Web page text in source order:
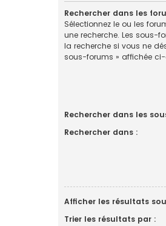
Rechercher dans les
Sélectionnez le ou les
une recherche. Les sous-
la recherche si vous ne
sous-forums » affichée
Rechercher dans les
Rechercher dans :
Afficher les résultats
Trier les résultats par :